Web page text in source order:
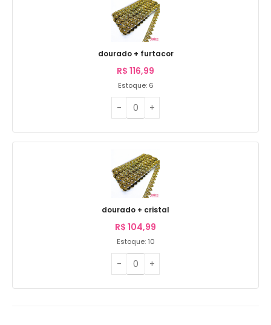
dourado + furtacor
R$ 116,99
Estoque: 6
dourado + cristal
R$ 104,99
Estoque: 10